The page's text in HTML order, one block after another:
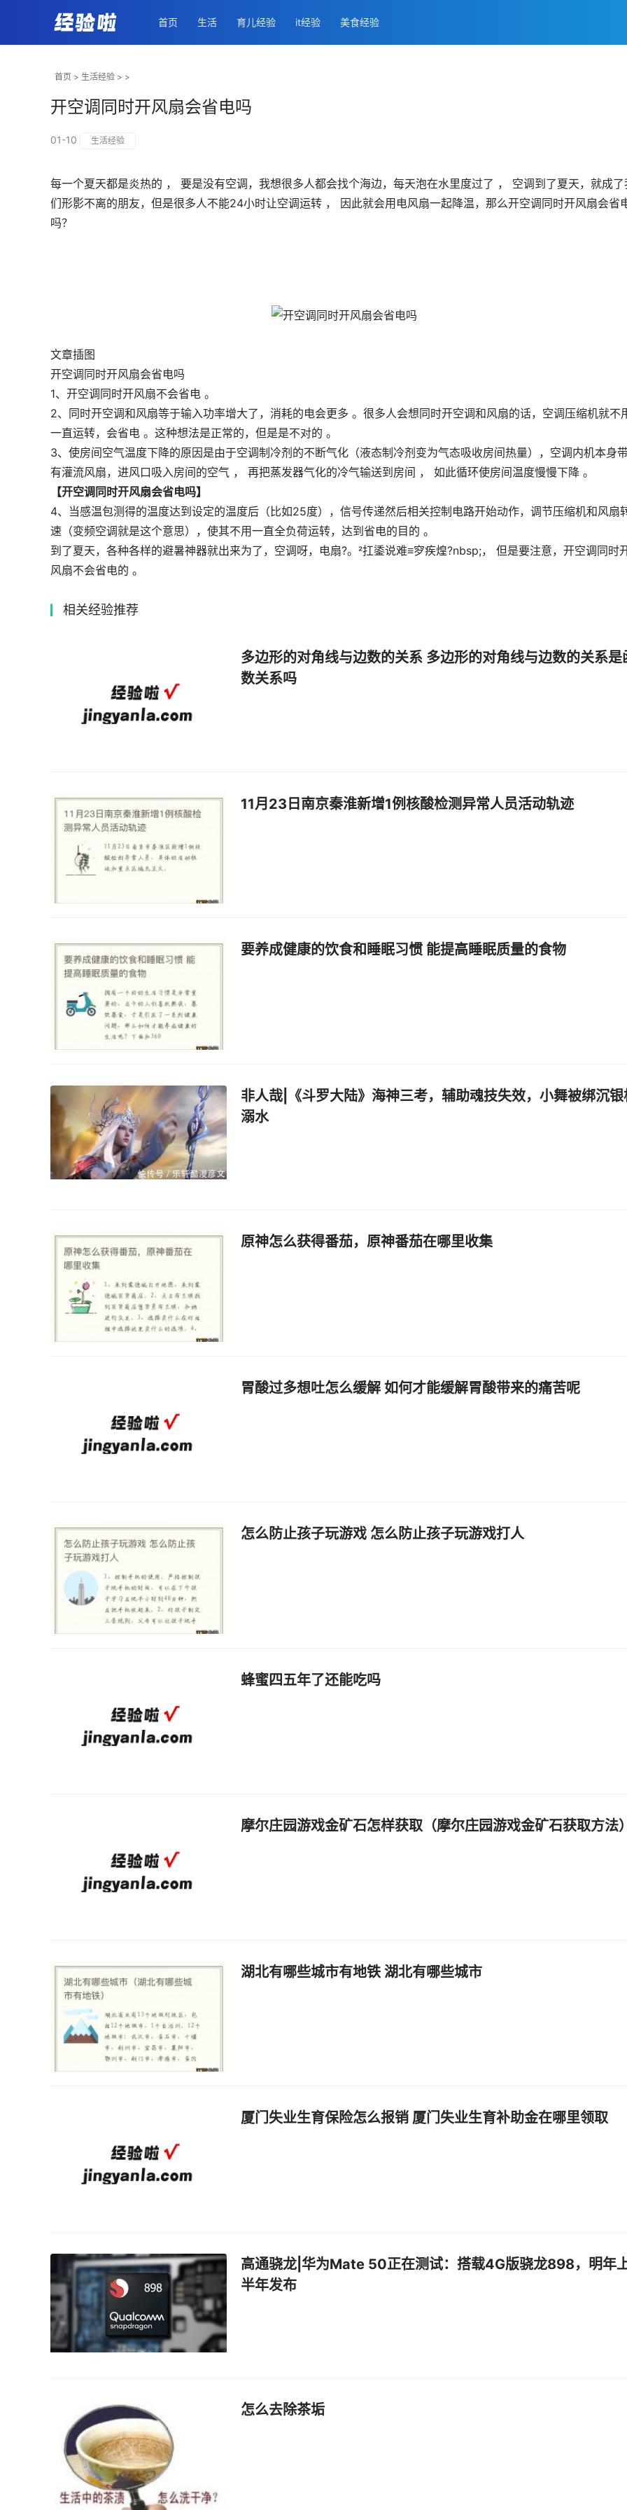
首页 生活 育儿经验 it经验 美食经验
首页 > 生活经验 > >
开空调同时开风扇会省电吗
01-10 生活经验
每一个夏天都是炎热的 ， 要是没有空调，我想很多人都会找个海边，每天泡在水里度过了 ， 空调到了夏天，就成了
们形影不离的朋友，但是很多人不能24小时让空调运转 ， 因此就会用电风扇一起降温，那么开空调同时开风扇会省
吗？
文章插图
开空调同时开风扇会省电吗
1、开空调同时开风扇不会省电 。
2、同时开空调和风扇等于输入功率增大了，消耗的电会更多 。很多人会想同时开空调和风扇的话，空调压缩机就不
一直运转，会省电 。这种想法是正常的，但是是不对的 。
3、使房间空气温度下降的原因是由于空调制冷剂的不断气化（液态制冷剂变为气态吸收房间热量），空调内机本身
有灌流风扇，进风口吸入房间的空气 ， 再把蒸发器气化的冷气输送到房间 ， 如此循环使房间温度慢慢下降 。
【开空调同时开风扇会省电吗】
4、当感温包测得的温度达到设定的温度后（比如25度），信号传递然后相关控制电路开始动作，调节压缩机和风扇
速（变频空调就是这个意思），使其不用一直全负荷运转，达到省电的目的 。
到了夏天，各种各样的避暑神器就出来为了，空调呀，电扇?。扛鋈说难≡穸疾煌?nbsp;， 但是要注意，开空调同时
风扇不会省电的 。
相关经验推荐
多边形的对角线与边数的关系 多边形的对角线与边数的关系是
数关系吗
11月23日南京秦淮新增1例核酸检测异常人员活动轨迹
要养成健康的饮食和睡眠习惯 能提高睡眠质量的食物
非人哉|《斗罗大陆》海神三考，辅助魂技失效，小舞被绑沉银
溺水
原神怎么获得番茄，原神番茄在哪里收集
胃酸过多想吐怎么缓解 如何才能缓解胃酸带来的痛苦呢
怎么防止孩子玩游戏 怎么防止孩子玩游戏打人
蜂蜜四五年了还能吃吗
摩尔庄园游戏金矿石怎样获取（摩尔庄园游戏金矿石获取方法
湖北有哪些城市有地铁 湖北有哪些城市
厦门失业生育保险怎么报销 厦门失业生育补助金在哪里领取
高通骁龙|华为Mate 50正在测试：搭载4G版骁龙898，明年
半年发布
怎么去除茶垢